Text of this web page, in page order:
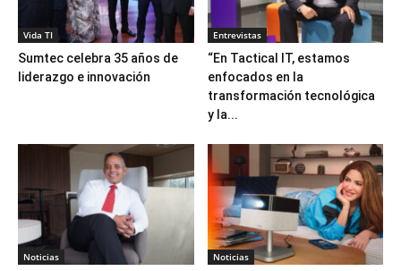
Vida TI
Sumtec celebra 35 años de
liderazgo e innovación
Entrevistas
“En Tactical IT, estamos
enfocados en la
transformación tecnológica
y la...
Noticias Noticias